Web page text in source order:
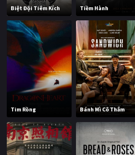
Biệt Đội Tiêm Kích Tiềm Hành
Tim Rồng Bánh Mì Cô Thắm